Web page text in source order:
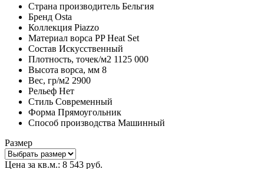
Страна производитель Бельгия
Бренд Osta
Коллекция Piazzo
Материал ворса PP Heat Set
Состав Искусственный
Плотность, точек/м2 1125 000
Высота ворса, мм 8
Вес, гр/м2 2900
Рельеф Нет
Стиль Современный
Форма Прямоугольник
Способ производства Машинный
Размер
Цена за кв.м.: 8 543 руб.